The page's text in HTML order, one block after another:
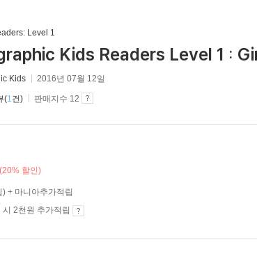
Level 1
Kids Readers Level 1 :
Kids 2016년 07월 12일
(1건) 판매지수 12
(20% 할인)
+ 마니아추가적립
2천원 추가적립